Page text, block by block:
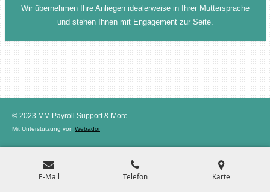
Wir übernehmen Ihre Anliegen idealerweise in Ihrer Muttersprache
und stehen Ihnen mit Engagement zur Seite.
© 2023 MM Payroll Support & More
Mit Unterstützung von Webador
E-Mail Telefon Karte